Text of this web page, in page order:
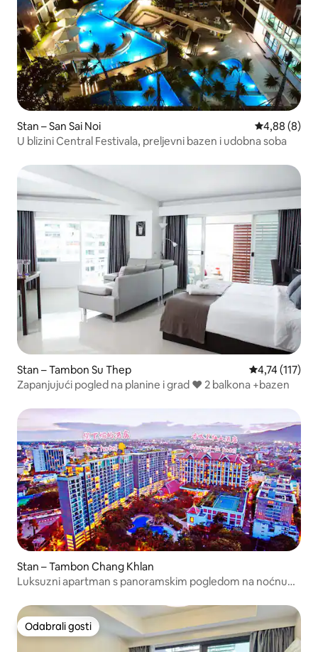
Stan – San Sai Noi Prosječna
4,88 (8)
U blizini Central Festivala, preljevni bazen i udobna soba
Stan – Tambon Su Thep Prosječna
4,74 (117)
Zapanjujući pogled na planine i grad ❤ 2 balkona +bazen
Stan – Tambon Chang Khlan
Luksuzni apartman s panoramskim pogledom na noćnu
soba, ⑤ bazen na krovu, teretana, @ turistička pomoć
Odabrali gosti
Odabrali gosti